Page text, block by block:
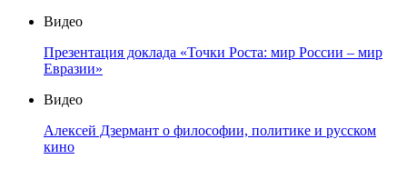
Видео
Презентация доклада «Точки Роста: мир России – мир
Евразии»
Видео
Алексей Дзермант о философии, политике и русском
кино